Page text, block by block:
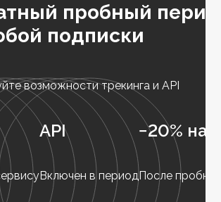
пробный
подписки
возможности трекинга и API
API
Включен в период
−20% на
После